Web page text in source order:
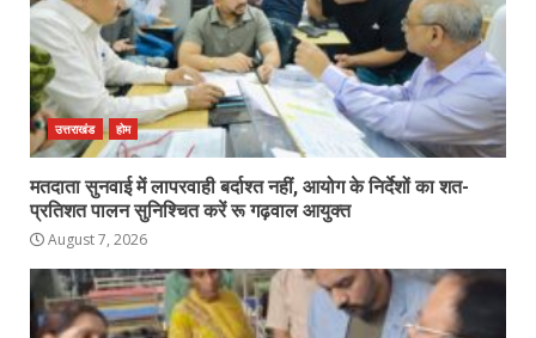
उत्तराखंड होम
मतदाता सुनवाई में लापरवाही बर्दाश्त नहीं, आयोग के निर्देशों का शत-
प्रतिशत पालन सुनिश्चित करें रू गढ़वाल आयुक्त
August 7, 2026